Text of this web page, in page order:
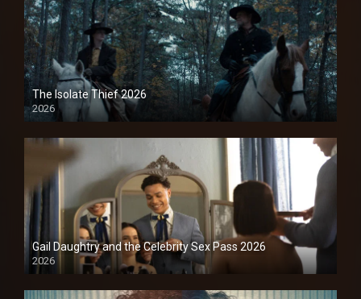
The Isolate Thief 2026
2026
1080P
Gail Daughtry and the Celebrity Sex Pass 2026
2026
1080P